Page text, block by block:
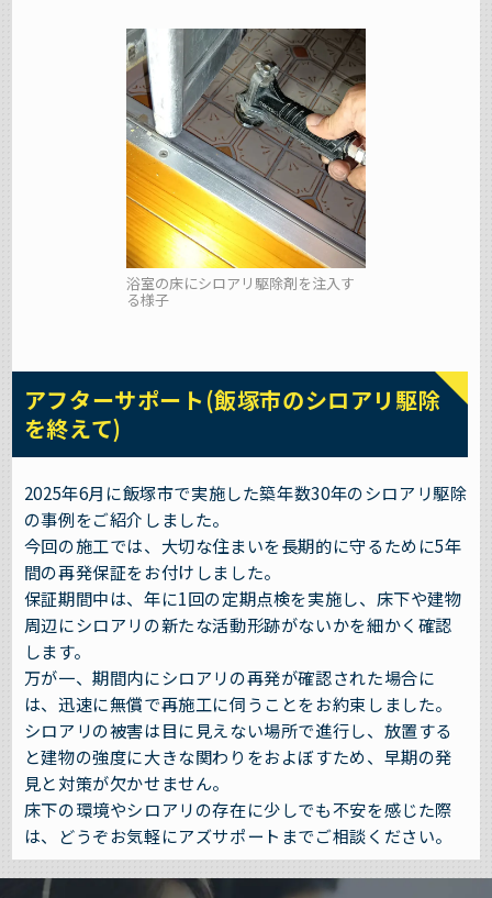
浴室の床にシロアリ駆除剤を注入す
る様子
アフターサポート(飯塚市のシロアリ駆除
を終えて)
2025年6月に飯塚市で実施した築年数30年のシロアリ駆除
の事例をご紹介しました。
今回の施工では、大切な住まいを長期的に守るために5年
間の再発保証をお付けしました。
保証期間中は、年に1回の定期点検を実施し、床下や建物
周辺にシロアリの新たな活動形跡がないかを細かく確認
します。
万が一、期間内にシロアリの再発が確認された場合に
は、迅速に無償で再施工に伺うことをお約束しました。
シロアリの被害は目に見えない場所で進行し、放置する
と建物の強度に大きな関わりをおよぼすため、早期の発
見と対策が欠かせません。
床下の環境やシロアリの存在に少しでも不安を感じた際
は、どうぞお気軽にアズサポートまでご相談ください。